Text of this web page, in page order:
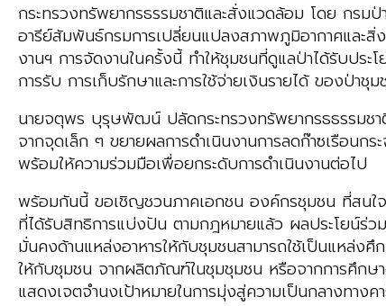
กระทรวงทรัพยากรธรรมชาติและสั่งแวดล้อม โดย กรม
อารีย์สัมพันธ์กรมการเปลี่ยนแปลงสภาพภูมิอากาศและ
งานฯ การจัดงานในครั้งนี้ ทำให้ชุมชนที่ดูแลป่าได้รับประ
การรับ การเก็บรักษาและการใช้จ่ายเงินรายได้ ของป่
นายจตุพร บุรุษพัฒน์ ปลัดกระทรวงทรัพยากรธธรรมชาติ
จากจุดเล็ก ๆ ขยายผลการดำเนินงานการลดก๊าซเรือน
พร้อมให้ความร่วมมือเพื่อยกระดับการดำเนินงานต่อไป
พร้อมกันนี้ ขอเชิญชวนภาคเอกชน องค์กรชุมชน ที่สนใ
ที่ได้รับสิทธิการแบ่งปัน ตามกฎหมายแล้ว ผลประโยน์ร่
มั่นคงด้านแหล่งอาหารให้กับชุมชนสามารถใช้เป็นแหล่ง
ให้กับชุมชน จากผลิตภัณฑ์ในชุมชุมชน หรือจากการศึกษา
แสดงเจตจำนงเป้าหมายในการมุ่งสู่ความเป็นกลางทา